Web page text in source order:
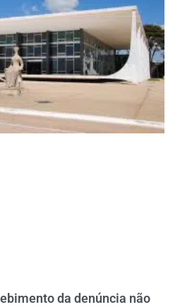
da denúncia não